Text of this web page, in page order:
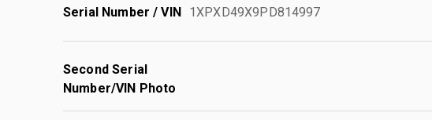
Serial Number / VIN 1XPXD49X9PD814997
Second Serial
Number/VIN Photo